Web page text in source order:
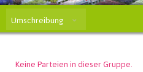
Umschreibung
Keine Parteien in dieser Gruppe.